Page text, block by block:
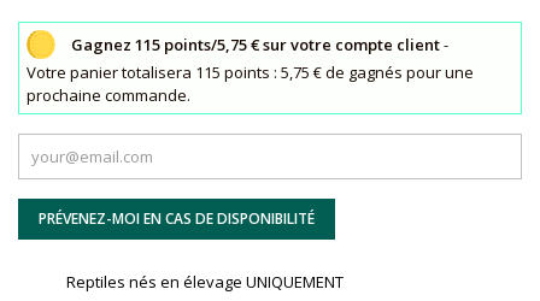
Gagnez 115 points/5,75 € sur votre compte client-
Votre panier totalisera 115 points : 5,75 € de gagnés pour une
prochaine commande.
PRÉVENEZ-MOI EN CAS DE DISPONIBILITÉ
Reptiles nés en élevage UNIQUEMENT